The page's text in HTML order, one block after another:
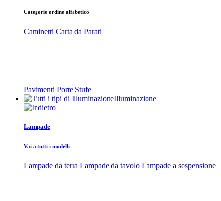
Categorie ordine alfabetico
Caminetti Carta da Parati
Pavimenti Porte Stufe
Illuminazione
Lampade
Vai a tutti i modelli
Lampade da terra Lampade da tavolo Lampade a sospensione